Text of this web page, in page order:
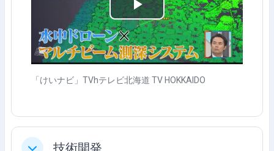
生
す
る
ビ
デ
オ
再
「けいナビ」TVhテレビ北海道 TV HOKKAIDO
技術開発